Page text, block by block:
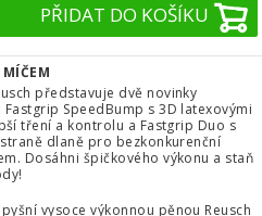
PŘIDAT DO KOŠÍKU
představuje dvě novinky
SpeedBump s 3D latexovými
tření a kontrolu a Fastgrip Duo s
dlaně pro bezkonkurenční
Dosáhni špičkového výkonu a staň
vysoce výkonnou pěnou Reusch